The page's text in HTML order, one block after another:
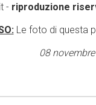
- riproduzione
Le foto di questa
08